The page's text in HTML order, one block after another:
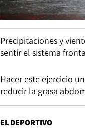
Precipitaciones y
sentir el sistema
Hacer este ejercicio
reducir la grasa
EL DEPORTIVO